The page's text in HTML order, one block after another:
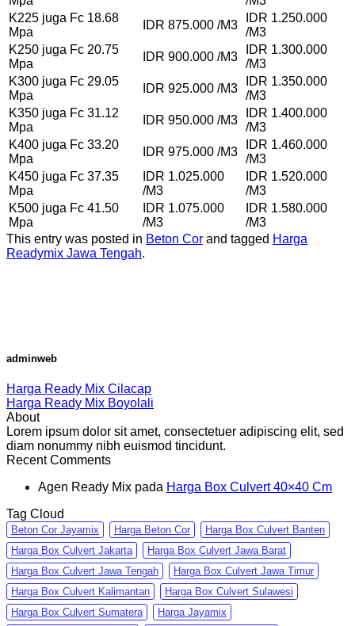
K225 juga Fc 18.68
Mpa
IDR 875.000 /M3
IDR 1.250.000
/M3
K250 juga Fc 20.75
Mpa
IDR 900.000 /M3
IDR 1.300.000
/M3
K300 juga Fc 29.05
Mpa
IDR 925.000 /M3
IDR 1.350.000
/M3
K350 juga Fc 31.12
Mpa
IDR 950.000 /M3
IDR 1.400.000
/M3
K400 juga Fc 33.20
Mpa
IDR 975.000 /M3
IDR 1.460.000
/M3
K450 juga Fc 37.35
Mpa
IDR 1.025.000
/M3
IDR 1.520.000
/M3
K500 juga Fc 41.50
Mpa
IDR 1.075.000
/M3
IDR 1.580.000
/M3
This entry was posted in Beton Cor and tagged Harga
Readymix Jawa Tengah.
adminweb
Harga Ready Mix Cilacap
Harga Ready Mix Boyolali
About
Lorem ipsum dolor sit amet, consectetuer adipiscing elit, sed
diam nonummy nibh euismod tincidunt.
Recent Comments
Agen Ready Mix pada Harga Box Culvert 40×40 Cm
Tag Cloud
Beton Cor Jayamix Harga Beton Cor
Harga Box Culvert Banten
Harga Box Culvert Jakarta
Harga Box Culvert Jawa Barat
Harga Box Culvert Jawa Tengah
Harga Box Culvert Jawa Timur
Harga Box Culvert Kalimantan
Harga Box Culvert Sulawesi
Harga Box Culvert Sumatera
Harga Jayamix